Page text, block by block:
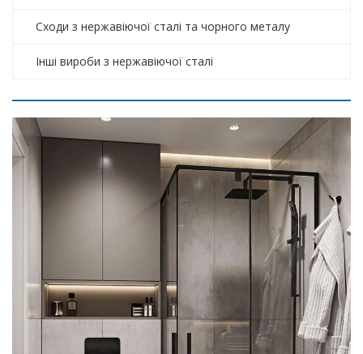
Сходи з нержавіючої сталі та чорного металу
Інші вироби з нержавіючої сталі